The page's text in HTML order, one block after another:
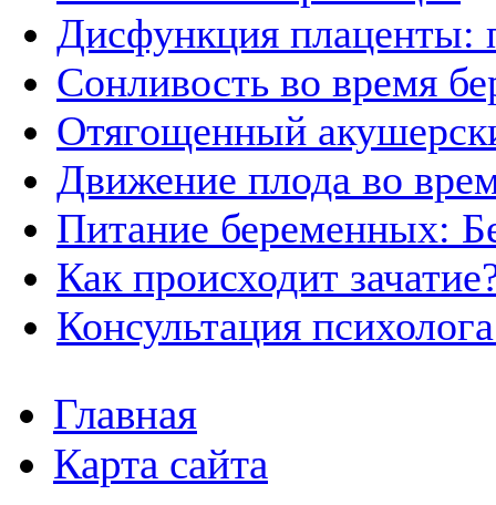
Дисфункция плаценты:
Сонливость во время
Отягощенный
Движение плода во
Питание беременных:
Как происходит
Консультация
Главная
Карта сайта